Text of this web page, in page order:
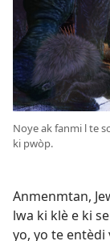
Noye ak fanmi l te
ki pwòp.
Anmenmtan,
lwa ki klè e ki
yo, yo te entèdi